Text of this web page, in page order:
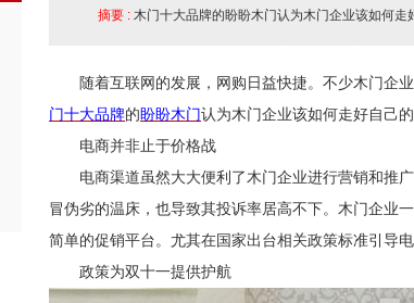
摘要 : 木门十大品牌的盼盼木门认为木门企业该如何走
随着互联网的发展，网购日益快捷。不少木门企
门十大品牌的盼盼木门认为木门企业该如何走好自己
电商并非止于价格战
电商渠道虽然大大便利了木门企业进行营销和推
冒伪劣的温床，也导致其投诉率居高不下。木门企业
简单的促销平台。尤其在国家出台相关政策标准引导
政策为双十一提供护航